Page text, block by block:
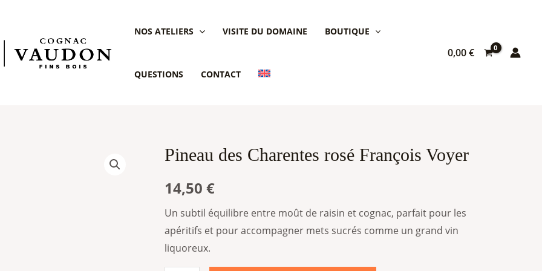
NOS ATELIERS VISITE DU DOMAINE BOUTIQUE
QUESTIONS CONTACT
0,00€
Pineau des Charentes rosé François Voyer
14,50 €
Un subtil équilibre entre moût de raisin et cognac, parfait pour les
apéritifs et pour accompagner mets sucrés comme un grand vin
liquoreux.
quantité
Pineau
rosé
François